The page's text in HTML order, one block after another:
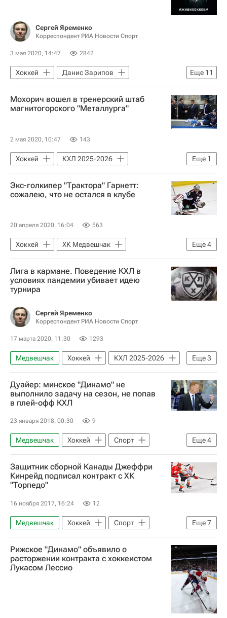
Сергей Яременко
Корреспондент РИА Новости Спорт
3 мая 2020, 14:47 2842
Еще 11
Хоккей
Данис Зарипов
Материалы РИА Спорт
КХЛ 2025-2026
Локомотив (Ярославль)
Северсталь
ХК Динамо (Москва)
СКА (Санкт-Петербург)
Авангард
Ак Барс
Йокерит Барыс
Мохорич вошел в тренерский штаб
магнитогорского "Металлурга"
2 мая 2020, 10:47 143
Еще 1
Хоккей
КХЛ 2025-2026
Металлург (Магнитогорск)
Экс-голкипер "Трактора" Гарнетт:
сожалею, что не остался в клубе
20 апреля 2020, 16:04 563
Еще4
Хоккей
ХК Медвешчак
ХК Динамо (Москва)
Нефтехимик
Трактор
Майкл Гарнетт
Лига в кармане. Поведение КХЛ в
условиях пандемии убивает идею
турнира
Сергей Яременко
Корреспондент РИА Новости Спорт
17 марта 2020, 11:30 1293
Еще3
Медвешчак Хоккей
КХЛ 2025-2026
Национальная хоккейная лига (НХЛ)
Йокерит
Барыс
Дуайер: минское "Динамо" не
выполнило задачу на сезон, не попав
в плей-офф КХЛ
23 января 2018, 00:30 9
Еще4
Медвешчак Хоккей
Спорт
Горди Дуайер
КХЛ 2025-2026
Адмирал
Динамо (Минск)
Защитник сборной Канады Джеффри
Кинрейд подписал контракт с ХК
"Торпедо"
16 ноября 2017, 16:24 12
Еще7
Медвешчак Хоккей
Спорт
КХЛ 2025-2026
Шанхайские драконы
Адмирал
Торпедо
Канада
Нефтехимик
Рижское "Динамо" объявило о
расторжении контракта с хоккеистом
Лукасом Лессио